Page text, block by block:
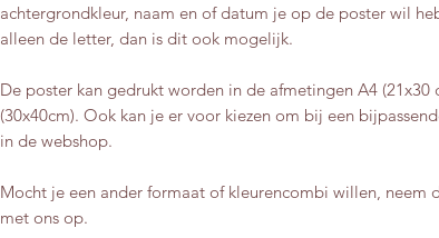
achtergrondkleur, naam en of datum je op de poster wil
alleen de letter, dan is dit ook mogelijk.
De poster kan gedrukt worden in de afmetingen A4 (21x30
(30x40cm). Ook kan je er voor kiezen om bij een
in de webshop.
Mocht je een ander formaat of kleurencombi willen, neem
met ons op.